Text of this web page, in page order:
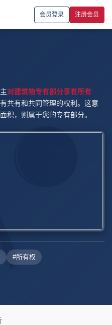
会员登录 注册会员
对建筑物专有部分享有所有
共有和共同管理的权利。这意
积，则属于您的专有部分。
#所有权